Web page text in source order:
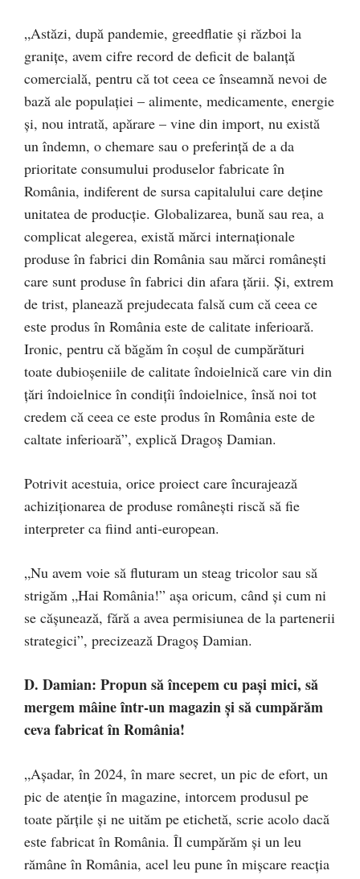
„Astăzi, după pandemie, greedflatie și război la
granițe, avem cifre record de deficit de balanță
comercială, pentru că tot ceea ce înseamnă nevoi de
bază ale populației – alimente, medicamente, energie
și, nou intrată, apărare – vine din import, nu există
un îndemn, o chemare sau o preferință de a da
prioritate consumului produselor fabricate în
România, indiferent de sursa capitalului care deține
unitatea de producție. Globalizarea, bună sau rea, a
complicat alegerea, există mărci internaționale
produse în fabrici din România sau mărci românești
care sunt produse în fabrici din afara țării. Și, extrem
de trist, planează prejudecata falsă cum că ceea ce
este produs în România este de calitate inferioară.
Ironic, pentru că băgăm în coșul de cumpărături
toate dubioșeniile de calitate îndoielnică care vin din
țări îndoielnice în condițîi îndoielnice, însă noi tot
credem că ceea ce este produs în România este de
caltate inferioară”, explică Dragoș Damian.
Potrivit acestuia, orice proiect care încurajează
achiziționarea de produse românești riscă să fie
interpreter ca fiind anti-european.
„Nu avem voie să fluturam un steag tricolor sau să
strigăm „Hai România!” așa oricum, când și cum ni
se cășunează, fără a avea permisiunea de la partenerii
strategici”, precizează Dragoș Damian.
D. Damian: Propun să începem cu pași mici, să
mergem mâine într-un magazin și să cumpărăm
ceva fabricat în România!
„Așadar, în 2024, în mare secret, un pic de efort, un
pic de atenție în magazine, intorcem produsul pe
toate părțile și ne uităm pe etichetă, scrie acolo dacă
este fabricat în România. Îl cumpărăm și un leu
rămâne în România, acel leu pune în mișcare reacția